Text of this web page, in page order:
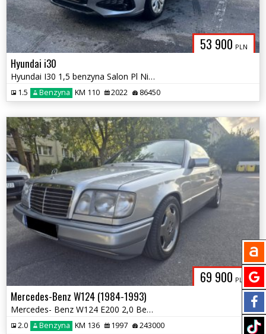
53 900 PLN
Hyundai i30
Hyundai I30 1,5 benzyna Salon Pl Niski Przebieg Zamiana
1.5 Benzyna KM 110 2022 86450
69 900 PLN
Mercedes-Benz W124 (1984-1993)
Mercedes- Benz W124 E200 2,0 Benzyna Zadbany Kabriolet Zamiana
2.0 Benzyna KM 136 1997 243000